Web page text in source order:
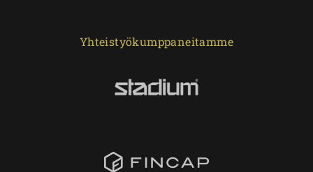
Yhteistyökumppaneitamme